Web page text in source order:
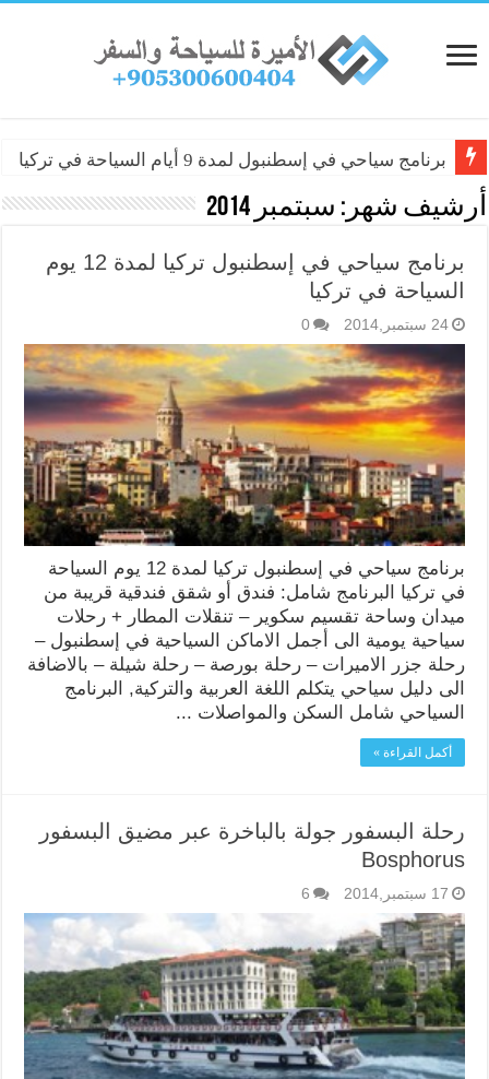
برنامج سياحي في إسطنبول لمدة 9 أيام السياحة في تركيا
أرشيف شهر: سبتمبر 2014
برنامج سياحي في إسطنبول تركيا لمدة 12 يوم
السياحة في تركيا
24 سبتمبر,2014 0
برنامج سياحي في إسطنبول تركيا لمدة 12 يوم السياحة
في تركيا البرنامج شامل: فندق أو شقق فندقية قريبة من
ميدان وساحة تقسيم سكوير – تنقلات المطار + رحلات
سياحية يومية الى أجمل الاماكن السياحية في إسطنبول –
رحلة جزر الاميرات – رحلة بورصة – رحلة شيلة – بالاضافة
الى دليل سياحي يتكلم اللغة العربية والتركية, البرنامج
السياحي شامل السكن والمواصلات ...
أكمل القراءة »
رحلة البسفور جولة بالباخرة عبر مضيق البسفور
Bosphorus
17 سبتمبر,2014 6